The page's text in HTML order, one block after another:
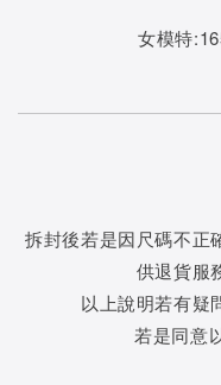
女模特
拆封後若是因尺碼不正
供退貨服
以上說明若有疑
若是同意